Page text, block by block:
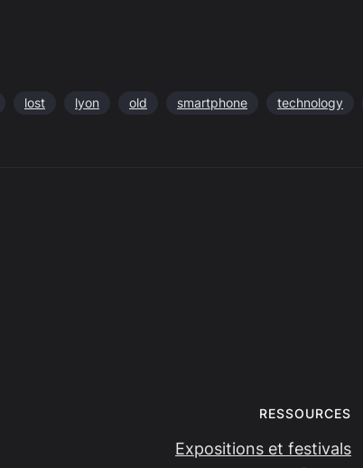
lost lyon old smartphone technology
RESSOURCES
Expositions et festivals